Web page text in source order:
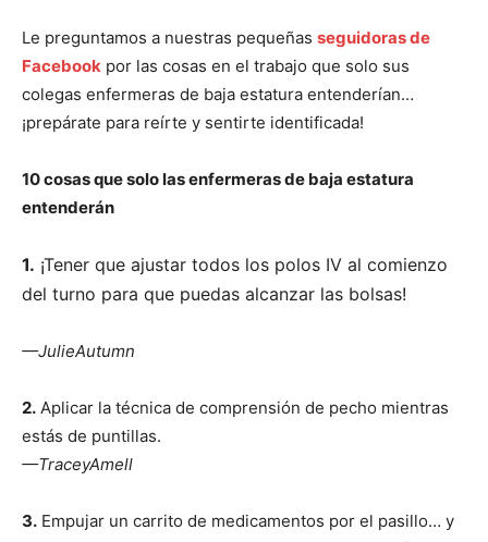
Le preguntamos a nuestras pequeñas seguidoras de
Facebook por las cosas en el trabajo que solo sus
colegas enfermeras de baja estatura entenderían…
¡prepárate para reírte y sentirte identificada!
10 cosas que solo las enfermeras de baja estatura
entenderán
1. ¡Tener que ajustar todos los polos IV al comienzo
del turno para que puedas alcanzar las bolsas!
—JulieAutumn
2. Aplicar la técnica de comprensión de pecho mientras
estás de puntillas.
—TraceyAmell
3. Empujar un carrito de medicamentos por el pasillo… y